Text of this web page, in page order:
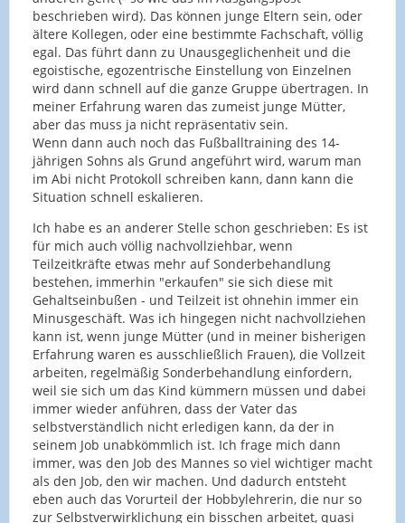
beschrieben wird). Das können junge Eltern sein, oder
ältere Kollegen, oder eine bestimmte Fachschaft, völlig
egal. Das führt dann zu Unausgeglichenheit und die
egoistische, egozentrische Einstellung von Einzelnen
wird dann schnell auf die ganze Gruppe übertragen. In
meiner Erfahrung waren das zumeist junge Mütter,
aber das muss ja nicht repräsentativ sein.
Wenn dann auch noch das Fußballtraining des 14-
jährigen Sohns als Grund angeführt wird, warum man
im Abi nicht Protokoll schreiben kann, dann kann die
Situation schnell eskalieren.
Ich habe es an anderer Stelle schon geschrieben: Es ist
für mich auch völlig nachvollziehbar, wenn
Teilzeitkräfte etwas mehr auf Sonderbehandlung
bestehen, immerhin "erkaufen" sie sich diese mit
Gehaltseinbußen - und Teilzeit ist ohnehin immer ein
Minusgeschäft. Was ich hingegen nicht nachvollziehen
kann ist, wenn junge Mütter (und in meiner bisherigen
Erfahrung waren es ausschließlich Frauen), die Vollzeit
arbeiten, regelmäßig Sonderbehandlung einfordern,
weil sie sich um das Kind kümmern müssen und dabei
immer wieder anführen, dass der Vater das
selbstverständlich nicht erledigen kann, da der in
seinem Job unabkömmlich ist. Ich frage mich dann
immer, was den Job des Mannes so viel wichtiger macht
als den Job, den wir machen. Und dadurch entsteht
eben auch das Vorurteil der Hobbylehrerin, die nur so
zur Selbstverwirklichung ein bisschen arbeitet, quasi